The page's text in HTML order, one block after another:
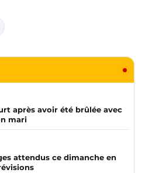
après avoir été brûlée avec
mari
attendus ce dimanche en